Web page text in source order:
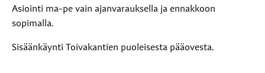
Asiointi ma-pe vain ajanvarauksella ja ennakkoon
sopimalla.
Sisäänkäynti Toivakantien puoleisesta pääovesta.